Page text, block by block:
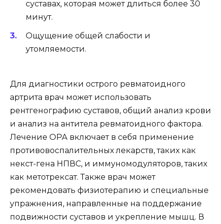
суставах, которая может длиться более 30
минут.
Ощущение общей слабости и
утомляемости.
Для диагностики острого ревматоидного
артрита врач может использовать
рентгенографию суставов, общий анализ крови
и анализ на антитела ревматоидного фактора.
Лечение ОРА включает в себя применение
противовоспалительных лекарств, таких как
некст-гена НПВС, и иммуномодуляторов, таких
как метотрексат. Также врач может
рекомендовать физиотерапию и специальные
упражнения, направленные на поддержание
подвижности суставов и укрепление мышц. В